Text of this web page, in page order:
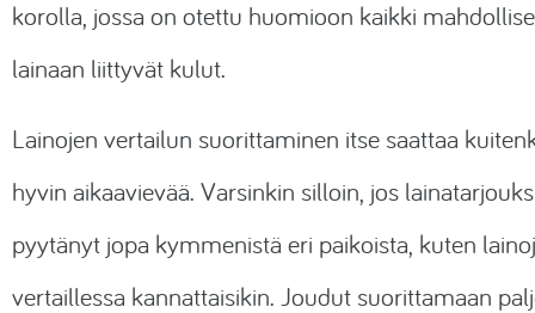
korolla, jossa on otettu huomioon kaikki
lainaan liittyvät kulut.
Lainojen vertailun suorittaminen itse saattaa
hyvin aikaavievää. Varsinkin silloin, jos
pyytänyt jopa kymmenistä eri paikoista, kuten
vertaillessa kannattaisikin. Joudut suorittamaan